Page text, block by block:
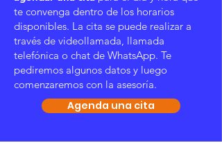
te convenga dentro de los horarios
disponibles. La cita se puede realizar a
través de videollamada, llamada
telefónica o chat de WhatsApp. Te
pediremos algunos datos y luego
comenzaremos con la asesoría.
Agenda una cita